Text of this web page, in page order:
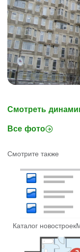
Смотреть
Все фото
Смотрите также
Каталог новостроек